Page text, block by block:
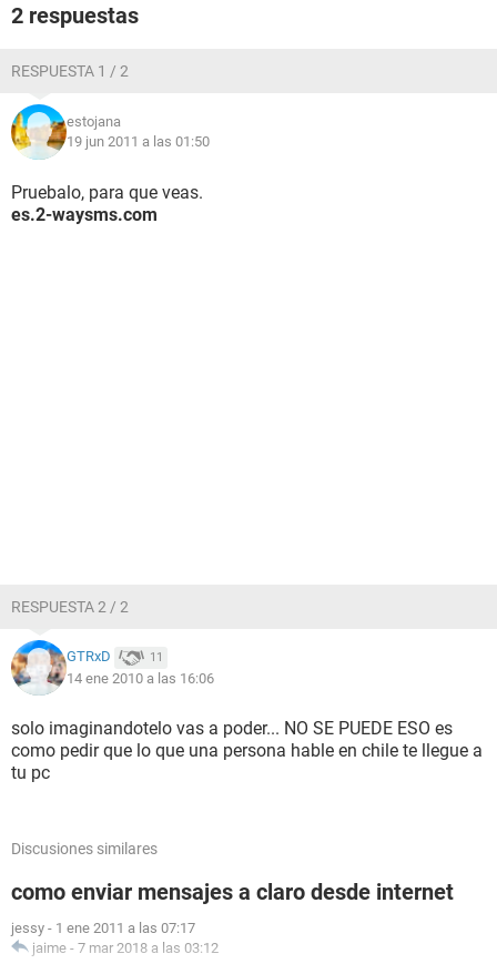
2 respuestas
RESPUESTA 1 / 2
estojana
19 jun 2011 a las 01:50
Pruebalo, para que veas.
es.2-waysms.com
RESPUESTA 2 / 2
GTRxD 11
14 ene 2010 a las 16:06
solo imaginandotelo vas a poder... NO SE PUEDE ESO es
como pedir que lo que una persona hable en chile te llegue a
tu pc
Discusiones similares
como enviar mensajes a claro desde internet
jessy - 1 ene 2011 a las 07:17
jaime - 7 mar 2018 a las 03:12